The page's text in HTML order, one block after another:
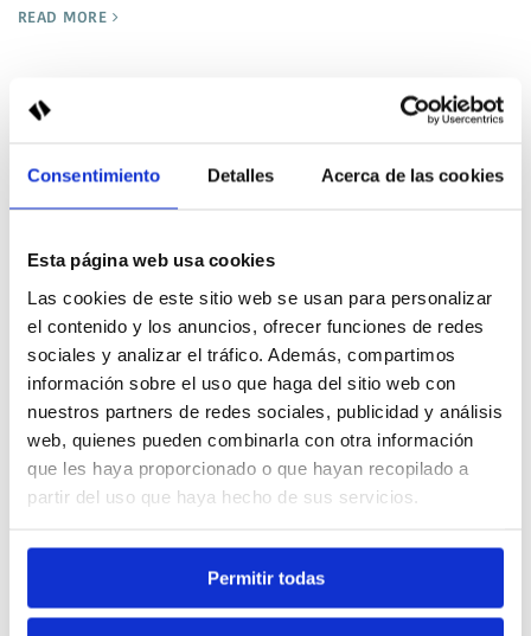
Consentimiento Detalles Acerca de las cookies
Esta página web usa cookies
Las cookies de este sitio web se usan para personalizar
el contenido y los anuncios, ofrecer funciones de redes
sociales y analizar el tráfico. Además, compartimos
información sobre el uso que haga del sitio web con
nuestros partners de redes sociales, publicidad y análisis
web, quienes pueden combinarla con otra información
que les haya proporcionado o que hayan recopilado a
partir del uso que haya hecho de sus servicios.
Permitir todas
READ MORE
Piani tranquilli tra amici
Se state pensando a una fuga con la vostra migliore amica, c'è
Calette tranquille, sapori autentici e piacevoli passeggiate in angoli
che conservano ancora l'essenza dell'isola. Quell'amico con cui le
con voi tra i profumi del mare e dell'estate.